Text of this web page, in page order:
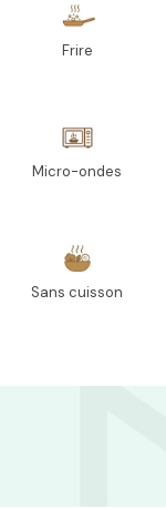
Frire
Micro-ondes
Sans cuisson